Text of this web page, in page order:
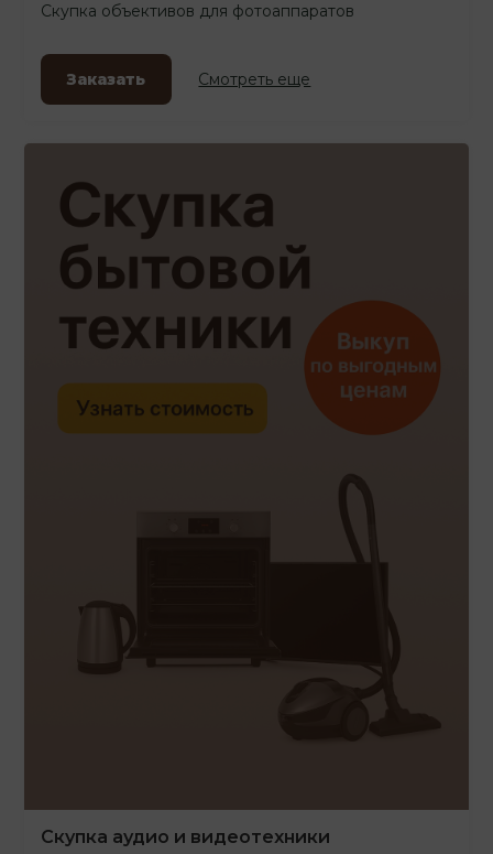
Скупка объективов для фотоаппаратов
Заказать Смотреть еще
Скупка аудио и видеотехники